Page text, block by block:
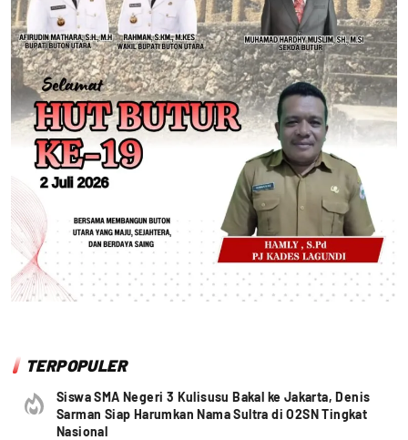
TERPOPULER
Siswa SMA Negeri 3 Kulisusu Bakal ke Jakarta, Denis
Sarman Siap Harumkan Nama Sultra di O2SN Tingkat
Nasional